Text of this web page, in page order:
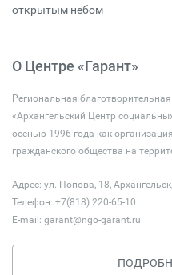
открытым небом
О Центре «Гарант»
Региональная
«Архангельский Центр
осенью 1996 года как
гражданского общества на
Адрес: ул. Попова, 18,
Телефон: +7(818) 220-65-10
E-mail: garant@ngo-garant.ru